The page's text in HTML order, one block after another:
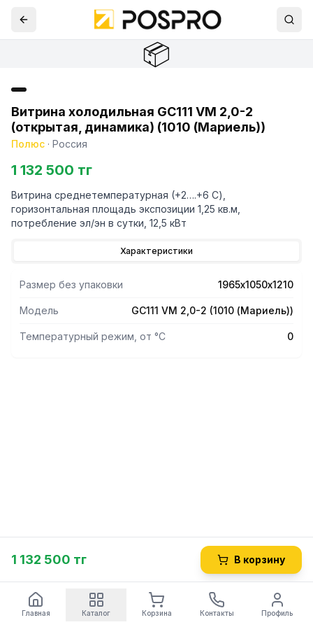
📦
Витрина холодильная GC111 VM 2,0-2
(открытая, динамика) (1010 (Мариель))
Полюс · Россия
1 132 500 тг
Витрина среднетемпературная (+2….+6 С),
горизонтальная площадь экспозиции 1,25 кв.м,
потребление эл/эн в сутки, 12,5 кВт
Характеристики
Размер без упаковки 1965х1050х1210
Модель GC111 VM 2,0-2 (1010 (Мариель))
Температурный режим, от °С 0
1 132 500 тг В корзину
Главная Каталог Корзина Контакты Профиль